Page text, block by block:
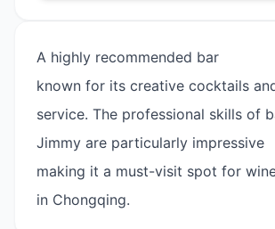
A highly recommended bar
known for its creative cocktails
service. The professional skills of
Jimmy are particularly impressive
making it a must-visit spot for
in Chongqing.